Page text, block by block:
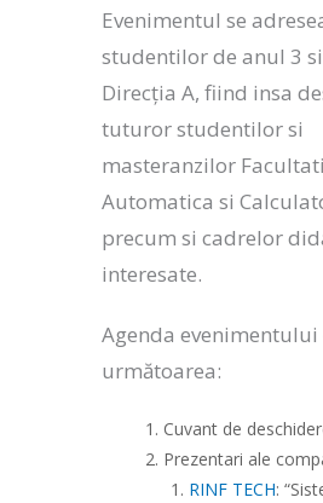
Evenimentul se
studentilor de anul 3
Direcția A, fiind insa
tuturor studentilor si
masteranzilor
Automatica si
precum si cadrelor
interesate.
Agenda evenimentului
următoarea:
Cuvant de
Prezentari ale
RINF TECH: